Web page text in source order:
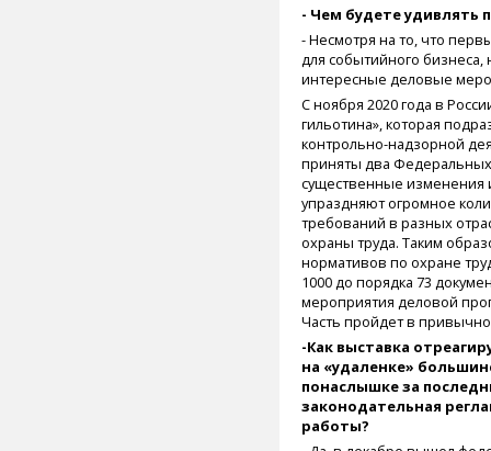
- Чем будете удивлять
- Несмотря на то, что
для событийного
интересные деловые
С ноября 2020 года в
гильотина», которая
контрольно-надзорной
приняты два
существенные изменения
упраздняют огромное
требований в разных
охраны труда. Таким
нормативов по охране
1000 до порядка 73
мероприятия деловой
Часть пройдет в
-Как выставка
на «удаленке»
понаслышке за
законодательная
работы?